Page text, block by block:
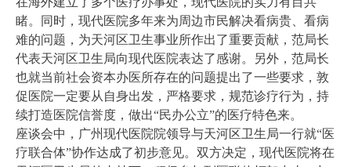
睹。同时，现代医院多年来为周边市民解决看病贵、看病
难的问题，为天河区卫生事业所作出了重要贡献，范局长
代表天河区卫生局向现代医院表达了感谢。另外，范局长
也就当前社会资本办医所存在的问题提出了一些要求，敦
促医院一定要从自身出发，严格要求，规范诊疗行为，持
续打造医院信誉度，做出“民办公立”的医疗特色来。
座谈会中，广州现代医院院领导与天河区卫生局一行就“医
疗联合体”协作达成了初步意见。双方决定，现代医院将在